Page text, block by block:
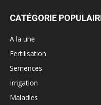
CATÉGORIE
A la une
Fertilisation
Semences
Irrigation
Maladies